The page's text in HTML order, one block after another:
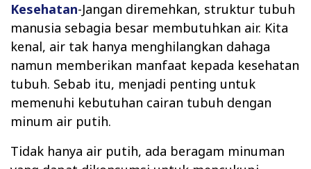
Kesehatan-Jangan diremehkan, struktur tubuh
manusia sebagia besar membutuhkan air. Kita
kenal, air tak hanya menghilangkan dahaga
namun memberikan manfaat kepada kesehatan
tubuh. Sebab itu, menjadi penting untuk
memenuhi kebutuhan cairan tubuh dengan
minum air putih.
Tidak hanya air putih, ada beragam minuman